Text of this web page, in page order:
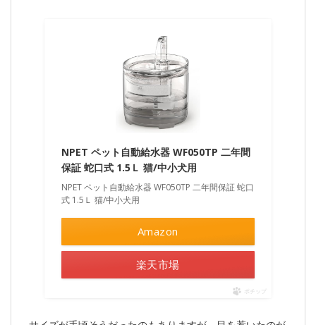
NPET ペット自動給水器 WF050TP 二年間
保証 蛇口式 1.5Ｌ 猫/中小犬用
NPET ペット自動給水器 WF050TP 二年間保証 蛇口
式 1.5Ｌ 猫/中小犬用
Amazon
楽天市場
ポチップ